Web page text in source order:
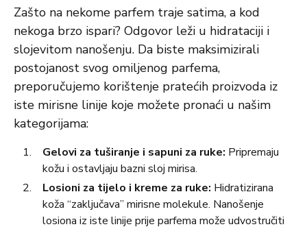
Zašto na nekome parfem traje satima, a kod
nekoga brzo ispari? Odgovor leži u hidrataciji i
slojevitom nanošenju. Da biste maksimizirali
postojanost svog omiljenog parfema,
preporučujemo korištenje pratećih proizvoda iz
iste mirisne linije koje možete pronaći u našim
kategorijama:
Gelovi za tuširanje i sapuni za ruke: Pripremaju
kožu i ostavljaju bazni sloj mirisa.
Losioni za tijelo i kreme za ruke: Hidratizirana
koža “zaključava” mirisne molekule. Nanošenje
losiona iz iste linije prije parfema može udvostručiti